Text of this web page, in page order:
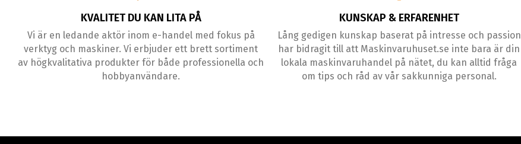
KVALITET DU KAN LITA PÅ
Vi är en ledande aktör inom e-handel med fokus på
verktyg och maskiner. Vi erbjuder ett brett sortiment
av högkvalitativa produkter för både professionella och
hobbyanvändare.
KUNSKAP & ERFARENHET
Lång gedigen kunskap baserat på intresse och passion
har bidragit till att Maskinvaruhuset.se inte bara är din
lokala maskinvaruhandel på nätet, du kan alltid fråga
om tips och råd av vår sakkunniga personal.